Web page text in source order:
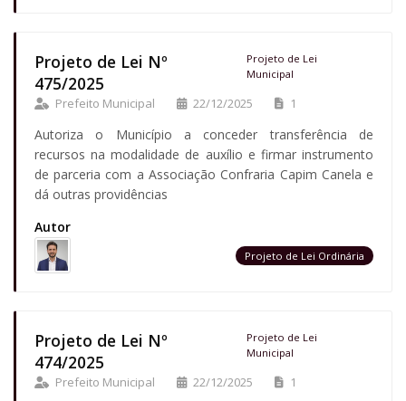
Projeto de Lei Nº
475/2025
Projeto de Lei
Municipal
Prefeito Municipal 22/12/2025 1
Autoriza o Município a conceder transferência de
recursos na modalidade de auxílio e firmar instrumento
de parceria com a Associação Confraria Capim Canela e
dá outras providências
Autor
Projeto de Lei Ordinária
Projeto de Lei Nº
474/2025
Projeto de Lei
Municipal
Prefeito Municipal 22/12/2025 1